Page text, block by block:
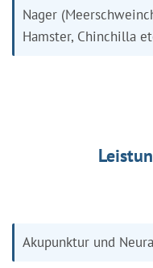
Nager
Hamster, Chinchilla
Akupunktur und